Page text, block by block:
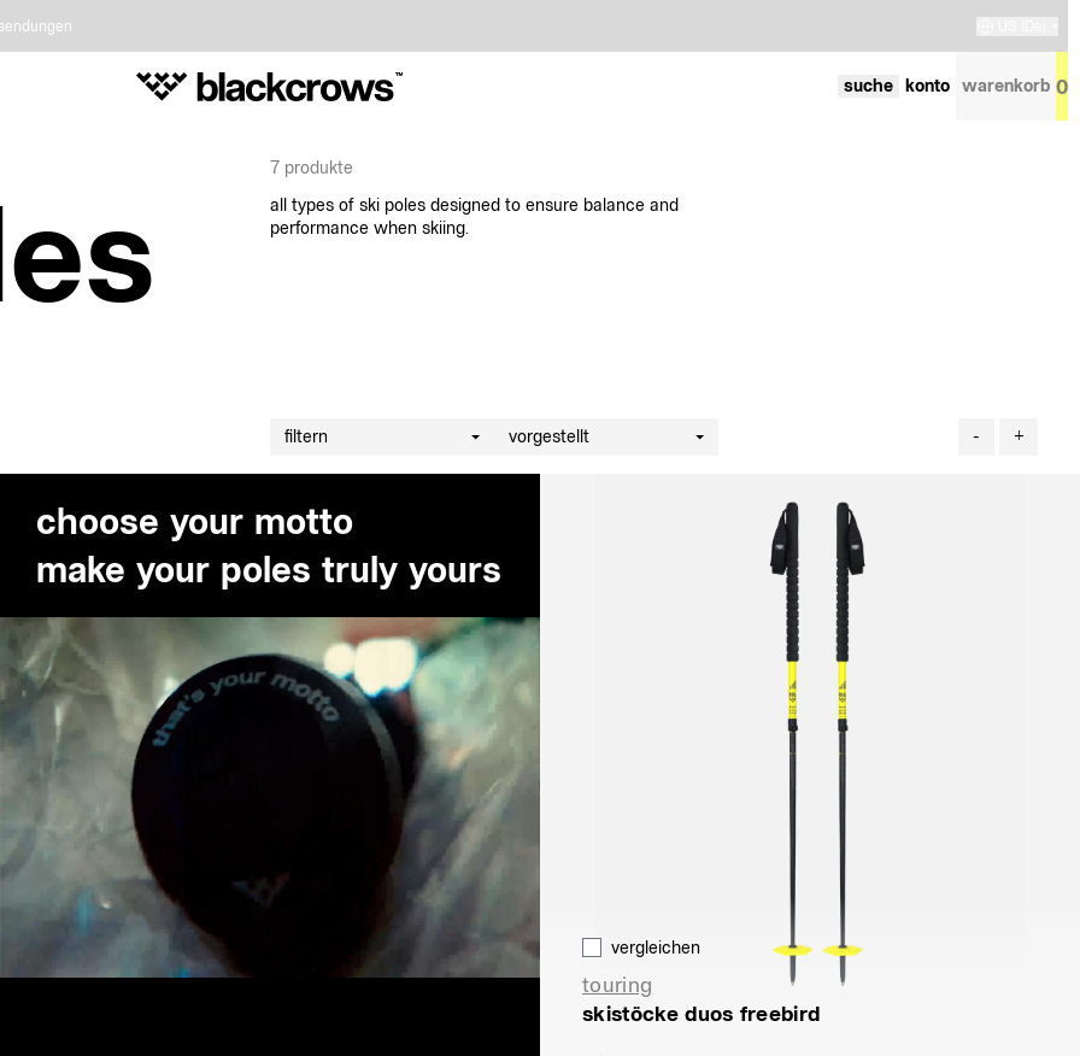
suche konto warenkorb 0
7 produkte
all types of ski poles designed to ensure balance and
performance when skiing.
filter
filtern vorgestellt - +
choose your motto
make your poles truly yours
vergleichen
touring
skistöcke duos freebird